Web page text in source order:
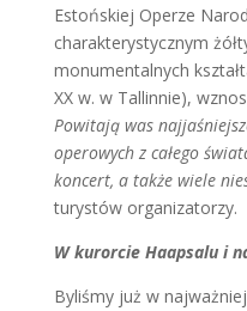
Estońskiej Operze
charakterystycznym
monumentalnych
XX w. w Tallinnie),
Powitają was
operowych z całego
koncert, a także wiele
turystów organizatorzy.
W kurorcie Haapsalu i
Byliśmy już w